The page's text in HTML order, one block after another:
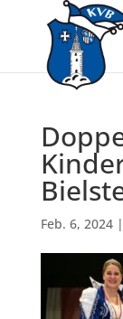
Feb. 6, 2024|